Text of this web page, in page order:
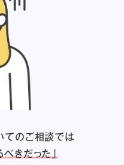
てのご相談では
きだった」